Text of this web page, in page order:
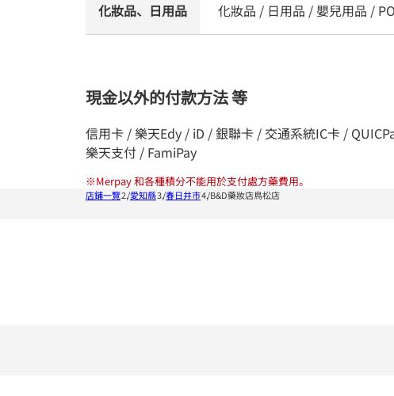
化妝品、日用品 化妝品 / 日用品 / 嬰兒用品 /
現金以外的付款方法 等
信用卡 / 樂天Edy / iD / 銀聯卡 / 交通系統IC卡 /
樂天支付 / FamiPay
※Merpay 和各種積分不能用於支付處方藥費用。
店鋪一覽 愛知縣 春日井市 B&D藥妝店鳥松店